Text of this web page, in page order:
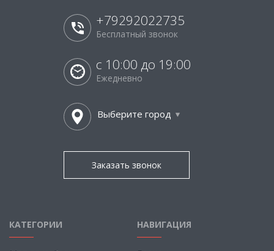
+79292022735
Бесплатный звонок
с 10:00 до 19:00
Ежедневно
Выберите город
Заказать звонок
КАТЕГОРИИ НАВИГАЦИЯ